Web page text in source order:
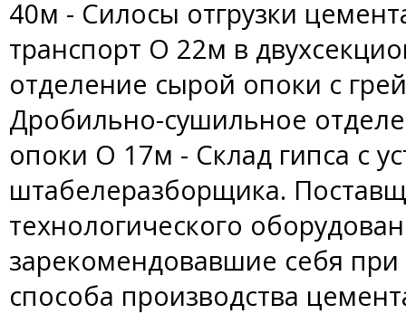
40м - Силосы отгрузки
транспорт O 22м в
отделение сырой опоки с
Дробильно-сушильное
опоки O 17м - Склад гипса с
штабелеразборщика.
технологического
зарекомендовавшие себя при
способа производства